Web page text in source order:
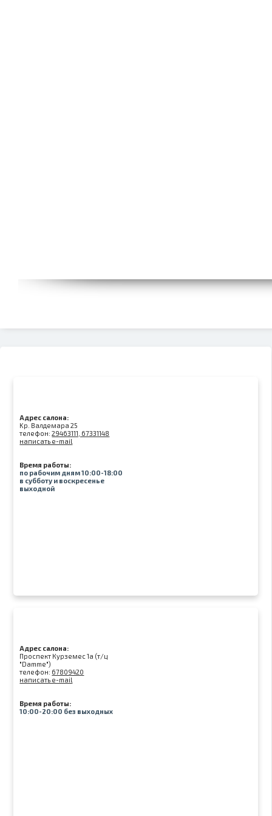
Адрес салона:
Kр. Валдемара 25
телефон:29463111, 67331148
написать e-mail
Время работы:
по рабочим дням 10:00-18:00
в субботу и воскресенье
выходной
Адрес салона:
Проспект Курземес 1а (т/ц
"Damme")
телефон: 67809420
написать e-mail
Время работы:
10:00-20:00 без выходных